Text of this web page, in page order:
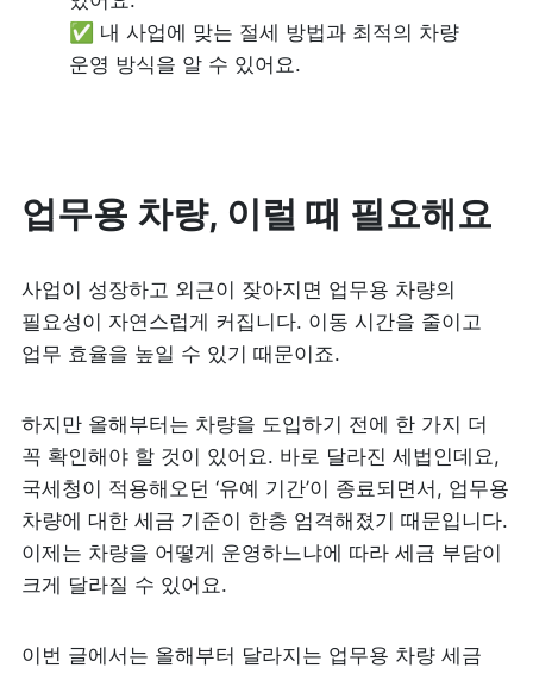
✅ 내 사업에 맞는 절세 방법과 최적의 차량
운영 방식을 알 수 있어요.
업무용 차량, 이럴 때 필요해요
사업이 성장하고 외근이 잦아지면 업무용 차량의
필요성이 자연스럽게 커집니다. 이동 시간을 줄이고
업무 효율을 높일 수 있기 때문이죠.
하지만 올해부터는 차량을 도입하기 전에 한 가지 더
꼭 확인해야 할 것이 있어요. 바로 달라진 세법인데요,
국세청이 적용해오던 ‘유예 기간’이 종료되면서, 업무용
차량에 대한 세금 기준이 한층 엄격해졌기 때문입니다.
이제는 차량을 어떻게 운영하느냐에 따라 세금 부담이
크게 달라질 수 있어요.
이번 글에서는 올해부터 달라지는 업무용 차량 세금